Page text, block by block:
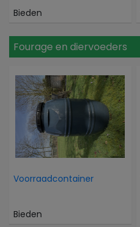
Bieden
Fourage en diervoeders
Voorraadcontainer
Bieden